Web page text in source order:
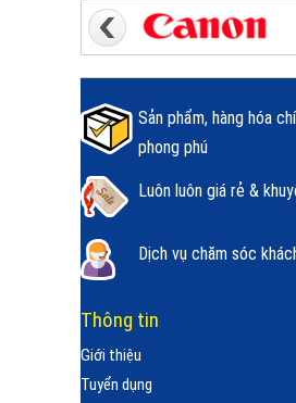
Sản phẩm, hàng hóa
phong phú
Luôn luôn giá rẻ &
Dịch vụ chăm sóc
Thông tin
Giới thiệu
Tuyển dụng